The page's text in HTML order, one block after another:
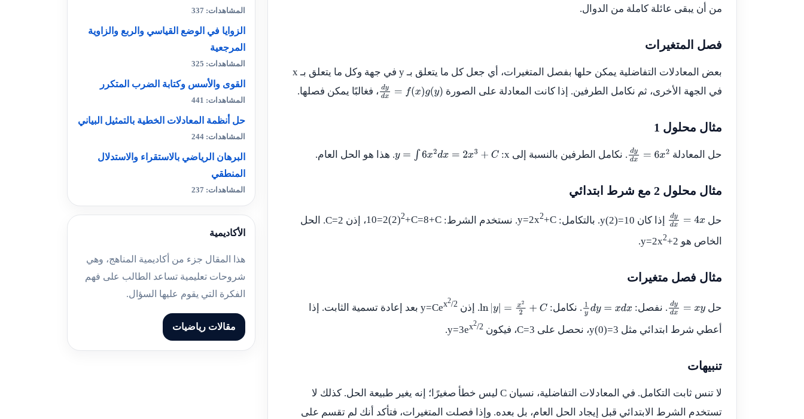
من أن يبقى عائلة كاملة من الدوال.
فصل المتغيرات
بعض المعادلات التفاضلية يمكن حلها بفصل المتغيرات، أي جعل كل ما يتعلق بـ y في جهة وكل ما يتعلق بـ x
في الجهة الأخرى، ثم نكامل الطرفين. إذا كانت المعادلة على الصورة
dydx=f(x)g(y) ، فغالبًا يمكن فصلها.
مثال محلول 1
حل المعادلة dydx=6x
. نكامل الطرفين بالنسبة إلى x
:
y=∫6x 2dx=2x3+C . هذا هو الحل العام.
مثال محلول 2 مع شرط ابتدائي
حل dyd x=4
x
إذا كان y(2)=10. بالتكامل: y=2x2+C . نستخدم الشرط: 10=2(2)2+C=8+C ، إذن C=2. الحل
الخاص هو
y=2x2+2
.
مثال فصل متغيرات
حل dydx=x
y
. نفصل: 1ydy =xdx . نكامل: ln| y|= x2 2+C . إذن y=Cex2/2
بعد إعادة تسمية الثابت. إذا
أعطي شرط ابتدائي مثل y(0)=3، نحصل على C=3، فيكون y=3ex2/2
.
تنبيهات
لا تنس ثابت التكامل. في المعادلات التفاضلية، نسيان C ليس خطأ صغيرًا؛ إنه يغير طبيعة الحل. كذلك لا
تستخدم الشرط الابتدائي قبل إيجاد الحل العام، بل بعده. وإذا فصلت المتغيرات، فتأكد أنك لم تقسم على
المشاهدات: 337
الزوايا في الوضع القياسي والربع والزاوية
المرجعية
المشاهدات: 325
القوى والأسس وكتابة الضرب المتكرر
المشاهدات: 441
حل أنظمة المعادلات الخطية بالتمثيل البياني
المشاهدات: 244
البرهان الرياضي بالاستقراء والاستدلال
المنطقي
المشاهدات: 237
الأكاديمية
هذا المقال جزء من أكاديمية المناهج، وهي
شروحات تعليمية تساعد الطالب على فهم
الفكرة التي يقوم عليها السؤال.
مقالات رياضيات